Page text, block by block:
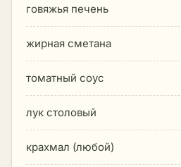
говяжья печень
жирная сметана
томатный соус
лук столовый
крахмал (любой)